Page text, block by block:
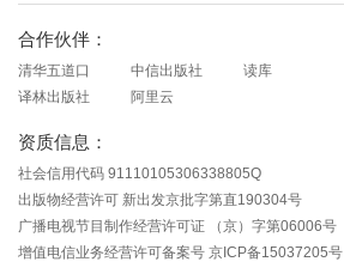
合作伙伴：
清华五道口 中信出版社 读库
译林出版社
阿里云
资质信息：
社会信用代码 91110105306338805Q
出版物经营许可 新出发京批字第直190304号
广播电视节目制作经营许可证 （京）字第06006号
增值电信业务经营许可备案号 京ICP备15037205号